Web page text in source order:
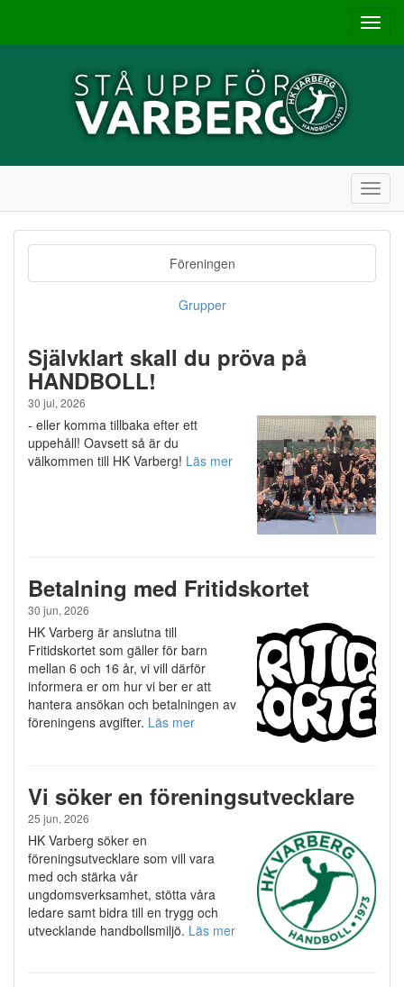
Föreningen
Grupper
Självklart skall du pröva på
HANDBOLL!
30 jul, 2026
- eller komma tillbaka efter ett
uppehåll! Oavsett så är du
välkommen till HK Varberg! Läs mer
Betalning med Fritidskortet
30 jun, 2026
HK Varberg är anslutna till
Fritidskortet som gäller för barn
mellan 6 och 16 år, vi vill därför
informera er om hur vi ber er att
hantera ansökan och betalningen av
föreningens avgifter. Läs mer
Vi söker en föreningsutvecklare
25 jun, 2026
HK Varberg söker en
föreningsutvecklare som vill vara
med och stärka vår
ungdomsverksamhet, stötta våra
ledare samt bidra till en trygg och
utvecklande handbollsmiljö. Läs mer